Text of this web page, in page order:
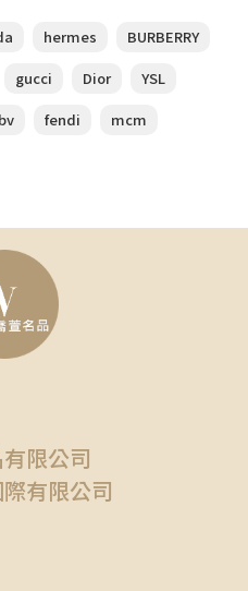
hermes
BURBERRY
gucci Dior
YSL
bv fendi mcm
限公司
有限公司